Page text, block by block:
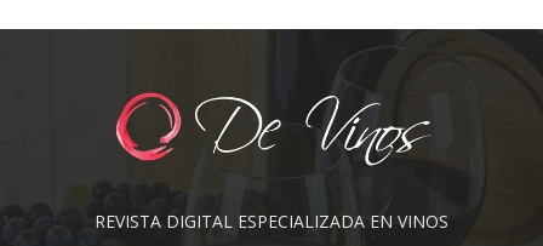
REVISTA DIGITAL ESPECIALIZADA EN VINOS